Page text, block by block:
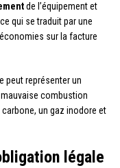
de l’équipement et
qui se traduit par une
sur la facture
peut représenter un
mauvaise combustion
un gaz inodore et
légale